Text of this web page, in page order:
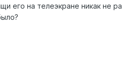
его на телеэкране никак не